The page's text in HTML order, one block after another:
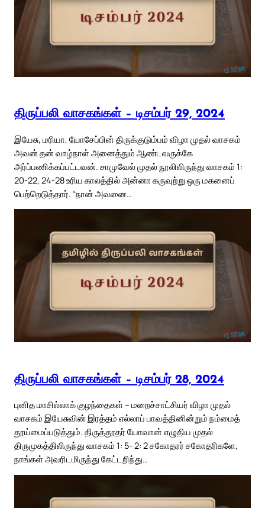
திருப்பலி வாசகங்கள் – டிசம்பர் 29, 2024
இயேசு, மரியா, யோசேப்பின் திருக்குடும்பம் விழா முதல் வாசகம்
அவன் தன் வாழ்நாள் அனைத்தும் ஆண்டவருக்கே
அர்ப்பணிக்கப்பட்டவன். சாமுவேல் முதல் நூலிலிருந்து வாசகம் 1:
20-22, 24-28 உரிய காலத்தில் அன்னா கருவுற்று ஒரு மகனைப்
பெற்றெடுத்தார். “நான் அவனை…
திருப்பலி வாசகங்கள் – டிசம்பர் 28, 2024
புனித மாசில்லாக் குழந்தைகள் – மறைச்சாட்சியர் விழா முதல்
வாசகம் இயேசுவின் இரத்தம் எல்லாப் பாவத்தினின்றும் நம்மைத்
தூய்மைப்படுத்தும். திருத்தூதர் யோவான் எழுதிய முதல்
திருமுகத்திலிருந்து வாசகம் 1: 5- 2: 2 சகோதரர் சகோதரிகளே,
நாங்கள் அவரிடமிருந்து கேட்டறிந்து…